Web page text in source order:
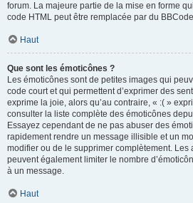
forum. La majeure partie de la mise en forme
code HTML peut être remplacée par du
Haut
Que sont les émoticônes ?
Les émoticônes sont de petites images qui
code court et qui permettent d’exprimer des
exprime la joie, alors qu’au contraire, « :( »
consulter la liste complète des émoticônes
Essayez cependant de ne pas abuser des
rapidement rendre un message illisible et un
modifier ou de le supprimer complètement. Les
peuvent également limiter le nombre
à un message.
Haut